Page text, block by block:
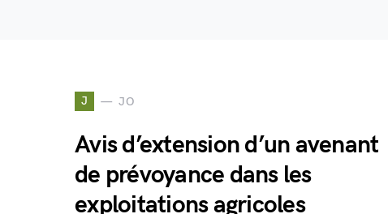
J JO
Avis d’extension d’un avenant
de prévoyance dans les
exploitations agricoles